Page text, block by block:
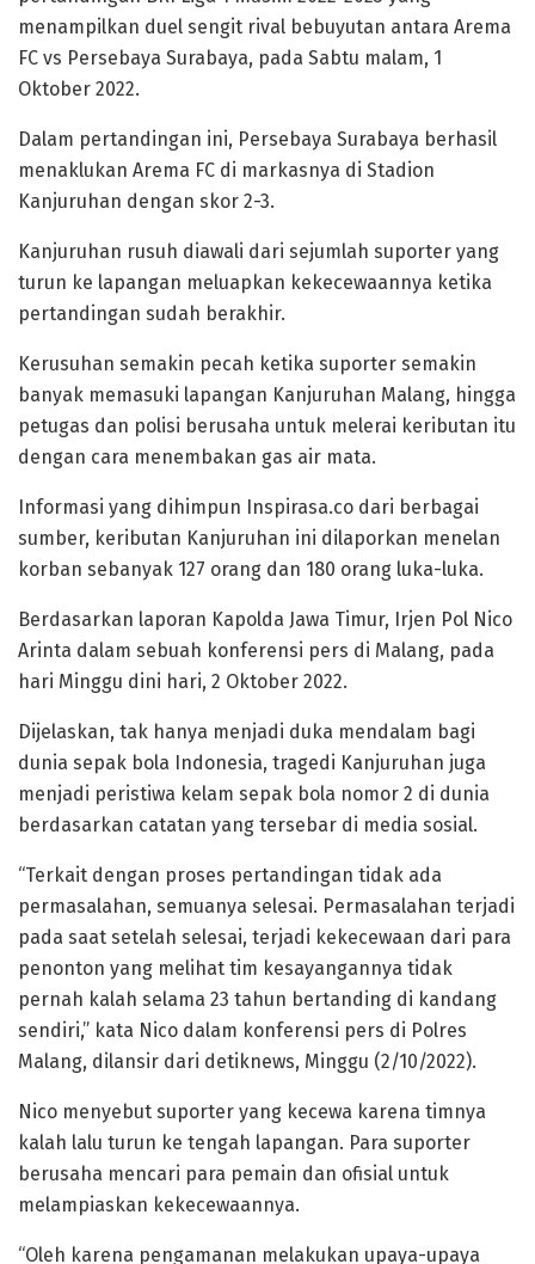
menampilkan duel sengit rival bebuyutan antara Arema
FC vs Persebaya Surabaya, pada Sabtu malam, 1
Oktober 2022.
Dalam pertandingan ini, Persebaya Surabaya berhasil
menaklukan Arema FC di markasnya di Stadion
Kanjuruhan dengan skor 2-3.
Kanjuruhan rusuh diawali dari sejumlah suporter yang
turun ke lapangan meluapkan kekecewaannya ketika
pertandingan sudah berakhir.
Kerusuhan semakin pecah ketika suporter semakin
banyak memasuki lapangan Kanjuruhan Malang, hingga
petugas dan polisi berusaha untuk melerai keributan itu
dengan cara menembakan gas air mata.
Informasi yang dihimpun Inspirasa.co dari berbagai
sumber, keributan Kanjuruhan ini dilaporkan menelan
korban sebanyak 127 orang dan 180 orang luka-luka.
Berdasarkan laporan Kapolda Jawa Timur, Irjen Pol Nico
Arinta dalam sebuah konferensi pers di Malang, pada
hari Minggu dini hari, 2 Oktober 2022.
Dijelaskan, tak hanya menjadi duka mendalam bagi
dunia sepak bola Indonesia, tragedi Kanjuruhan juga
menjadi peristiwa kelam sepak bola nomor 2 di dunia
berdasarkan catatan yang tersebar di media sosial.
“Terkait dengan proses pertandingan tidak ada
permasalahan, semuanya selesai. Permasalahan terjadi
pada saat setelah selesai, terjadi kekecewaan dari para
penonton yang melihat tim kesayangannya tidak
pernah kalah selama 23 tahun bertanding di kandang
sendiri,” kata Nico dalam konferensi pers di Polres
Malang, dilansir dari detiknews, Minggu (2/10/2022).
Nico menyebut suporter yang kecewa karena timnya
kalah lalu turun ke tengah lapangan. Para suporter
berusaha mencari para pemain dan ofisial untuk
melampiaskan kekecewaannya.
“Oleh karena pengamanan melakukan upaya-upaya